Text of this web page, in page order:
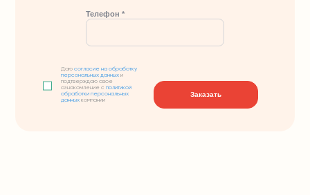
Телефон *
Даюсогласие на обработку
персональных данных и
подтверждаю свое
ознакомление сполитикой
обработки персональных
данных компании
Заказать